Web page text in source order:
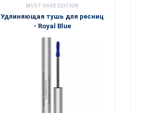
MUST HAVE EDITION
Удлиняющая тушь для ресниц
- Royal Blue